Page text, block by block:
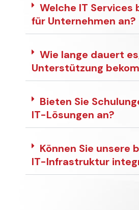
Welche IT Services
für Unternehmen an?
Wie lange dauert
Unterstützung
Bieten Sie
IT-Lösungen an?
Können Sie unsere
IT-Infrastruktur